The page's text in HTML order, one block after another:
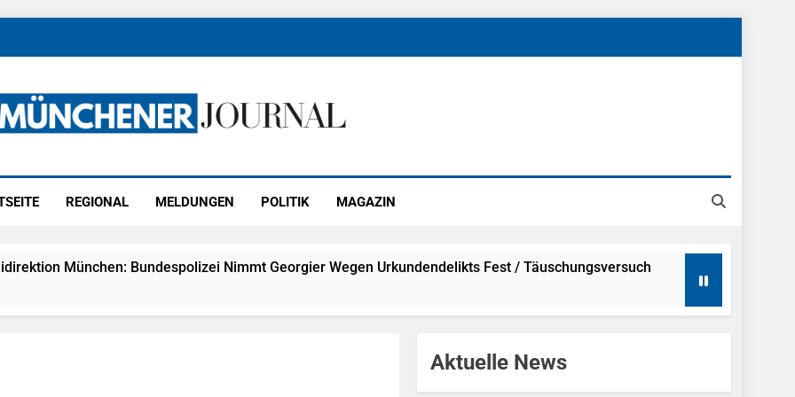
REGIONAL MELDUNGEN POLITIK MAGAZIN
München: Bundespolizei Nimmt Georgier Wegen Urkundendelikts Fest / Täuschungsversuch
München: Notruf Per Knopfdruck / Schnelle Festnahme Nach Sexueller Belästigung
Aktuelle News